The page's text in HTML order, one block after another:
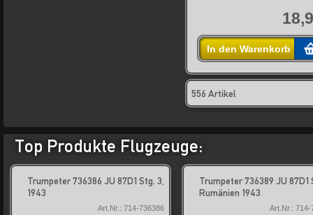
In den Warenkorb
556 Artikel
Top Produkte Flugzeuge:
Trumpeter 736386 JU 87D1 Stg. 3,
1943
Art.Nr.: 714-736386
Trumpeter 736389 JU 87D1
Rumänien 1943
Art.Nr.: 714-